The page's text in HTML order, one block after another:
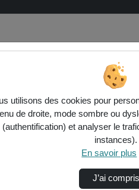
utilisons des cookies pour
de droite, mode sombre ou
(authentification) et analyser le
instances).
En savoir plus
J’ai compris